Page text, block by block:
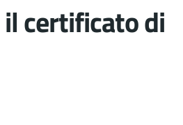
certificato di